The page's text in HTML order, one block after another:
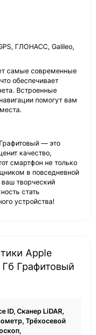
ГЛОНАСС, Galileo,
самые современные
обеспечивает
Встроенные
помогут вам
— это
качество,
смартфон не только
в повседневной
творческий
стать
устройства!
Apple
Гб Графитовый
ID, Сканер LiDAR,
Трёхосевой